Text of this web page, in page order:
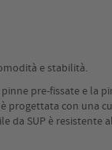
e stabilità.
pre-fissate e
con
SUP è resistente